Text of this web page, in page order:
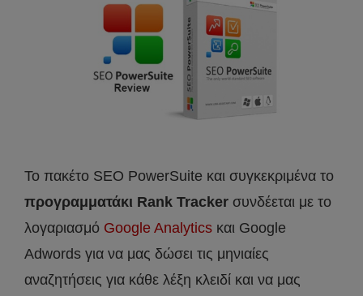
Το πακέτο SEO PowerSuite και συγκεκριμένα το
προγραμματάκι Rank Tracker συνδέεται με το
λογαριασμό Google Analytics και Google
Adwords για να μας δώσει τις μηνιαίες
αναζητήσεις για κάθε λέξη κλειδί και να μας